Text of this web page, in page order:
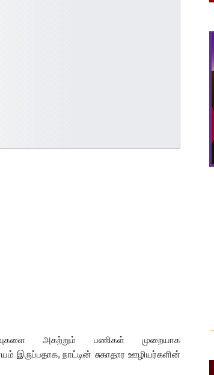
அகற்றும் பணிகள் முறையாக
நாட்டின் சுகாதார ஊழியர்களின்